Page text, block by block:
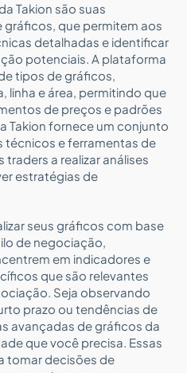
Takion são suas
que permitem aos
detalhadas e identificar
potenciais. A plataforma
tipos de gráficos,
linha e área, permitindo que
de preços e padrões
Takion fornece um conjunto
técnicos e ferramentas de
a realizar análises
estratégias de
seus gráficos com base
de negociação,
em indicadores e
que são relevantes
Seja observando
prazo ou tendências de
avançadas de gráficos da
que você precisa. Essas
tomar decisões de